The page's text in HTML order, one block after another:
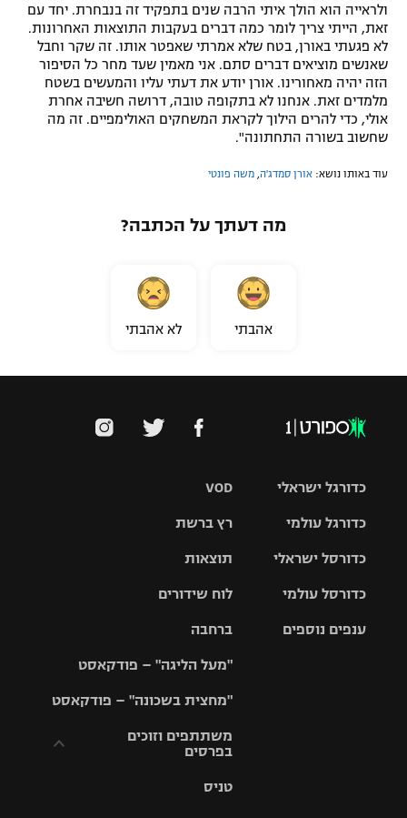
ולראייה הוא הולך איתי הרבה שנים בתפקיד זה בנבחרת. יחד עם
זאת, הייתי צריך לומר כמה דברים בעקבות התוצאות האחרונות.
לא פגעתי באורן, בטח שלא אמרתי שאפטר אותו. זה שקר וחבל
שאנשים מוציאים דברים סתם. אני מאמין שעד מחר כל הסיפור
הזה יהיה מאחורינו. אורן יודע את דעתי עליו והמעשים בשטח
מלמדים זאת. אנחנו לא בתקופה טובה, דרושה חשיבה אחרת
אולי, כדי להרים הילוך לקראת המשחקים האולימפיים. זה מה
שחשוב בשורה התחתונה".
עוד באותו נושא: אורן סמדג'ה משה פונטי
מה דעתך על הכתבה?
אהבתי לא אהבתי
VOD
רץ ברשת
תוצאות
לוח שידורים
ברחבה
"מעל הליגה" – פודקאסט
"מחצית בשכונה" – פודקאסט
משתתפים וזוכים
בפרסים
טניס
כדורגל ישראלי
גביע הטוטו
כדורגל עולמי
האלופות
ליגה
כדורסל ישראלי
סל
כדורסל עולמי
ענפים נוספים